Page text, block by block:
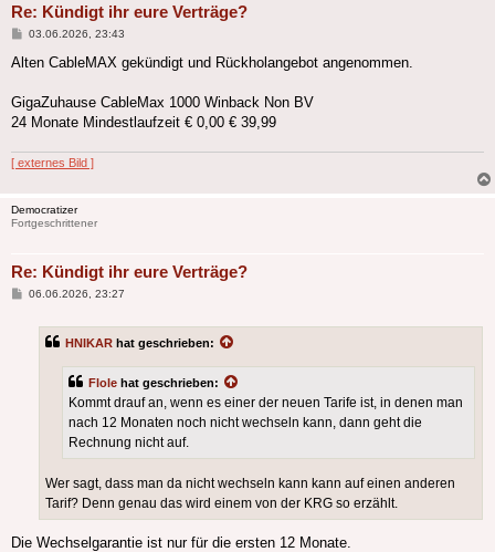
Re: Kündigt ihr eure Verträge?
Beitrag
03.06.2026, 23:43
Alten CableMAX gekündigt und Rückholangebot angenommen.
GigaZuhause CableMax 1000 Winback Non BV
24 Monate Mindestlaufzeit € 0,00 € 39,99
[ externes Bild ]
Democratizer
Fortgeschrittener
Re: Kündigt ihr eure Verträge?
Beitrag
06.06.2026, 23:27
HNIKAR hat geschrieben:
Flole hat geschrieben:
Kommt drauf an, wenn es einer der neuen Tarife ist, in denen man
nach 12 Monaten noch nicht wechseln kann, dann geht die
Rechnung nicht auf.
Wer sagt, dass man da nicht wechseln kann kann auf einen anderen
Tarif? Denn genau das wird einem von der KRG so erzählt.
Die Wechselgarantie ist nur für die ersten 12 Monate.